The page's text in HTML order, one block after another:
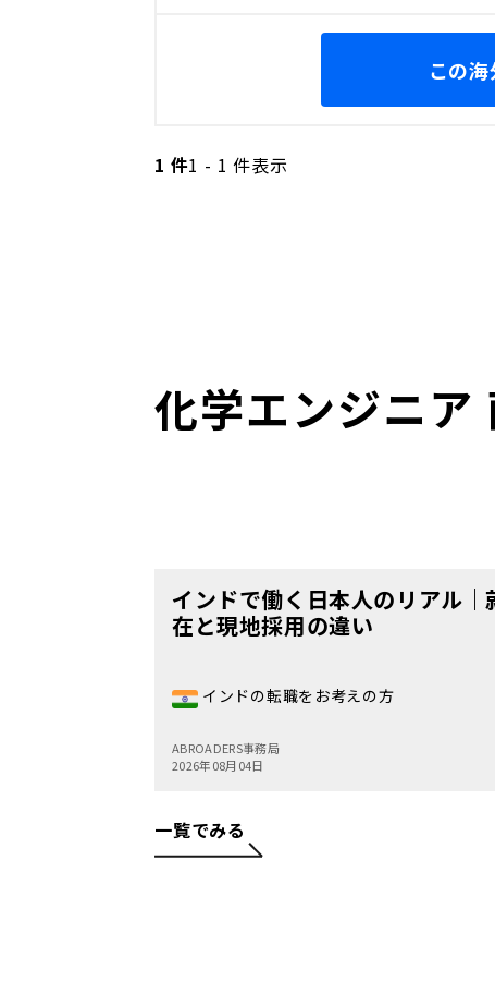
この
1 件1 - 1 件表示
化学エンジニア
インドで働く日本人のリアル
在と現地採用の違い
インドの転職をお考えの方
ABROADERS事務局
2026年08月04日
一覧でみる